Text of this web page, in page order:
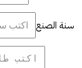
سنة الصنع